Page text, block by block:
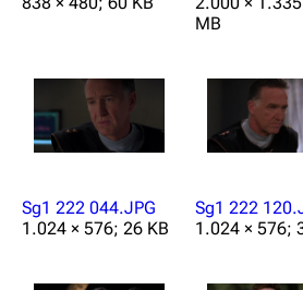
MB
Sg1 222 044.JPG
1.024 × 576; 26 KB
Sg1 222
1.024 × 576;